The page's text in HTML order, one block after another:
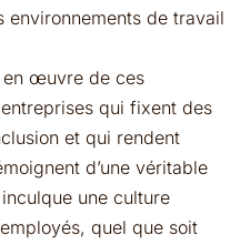
de travail
en œuvre de ces
qui fixent des
et qui rendent
d’une véritable
une culture
quel que soit